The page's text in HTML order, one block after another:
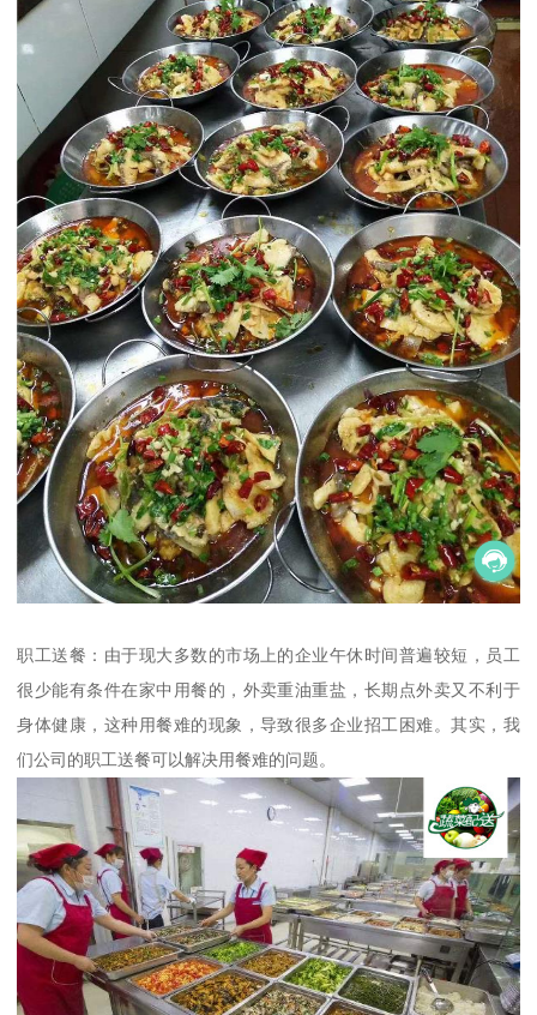
职工送餐：由于现大多数的市场上的企业午休时间普遍较短，员工
很少能有条件在家中用餐的，外卖重油重盐，长期点外卖又不利于
身体健康，这种用餐难的现象，导致很多企业招工困难。其实，我
们公司的职工送餐可以解决用餐难的问题。